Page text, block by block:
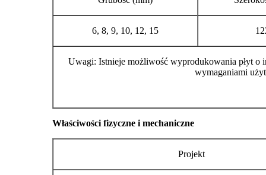
6, 8, 9, 10, 12, 15
Uwagi: Istnieje możliwość wyprodukowania płyt o
wymaganiami
Właściwości fizyczne i mechaniczne
Projekt